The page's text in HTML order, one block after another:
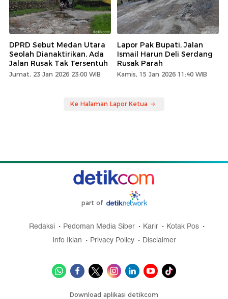
DPRD Sebut Medan Utara
Seolah Dianaktirikan, Ada
Jalan Rusak Tak Tersentuh
Jumat, 23 Jan 2026 23:00 WIB
Lapor Pak Bupati, Jalan
Ismail Harun Deli Serdang
Rusak Parah
Kamis, 15 Jan 2026 11:40 WIB
Ke Halaman Lapor Ketua
part of
Redaksi Pedoman Media Siber Karir
Kotak Pos
Info Iklan
Privacy Policy Disclaimer
Download aplikasi detikcom